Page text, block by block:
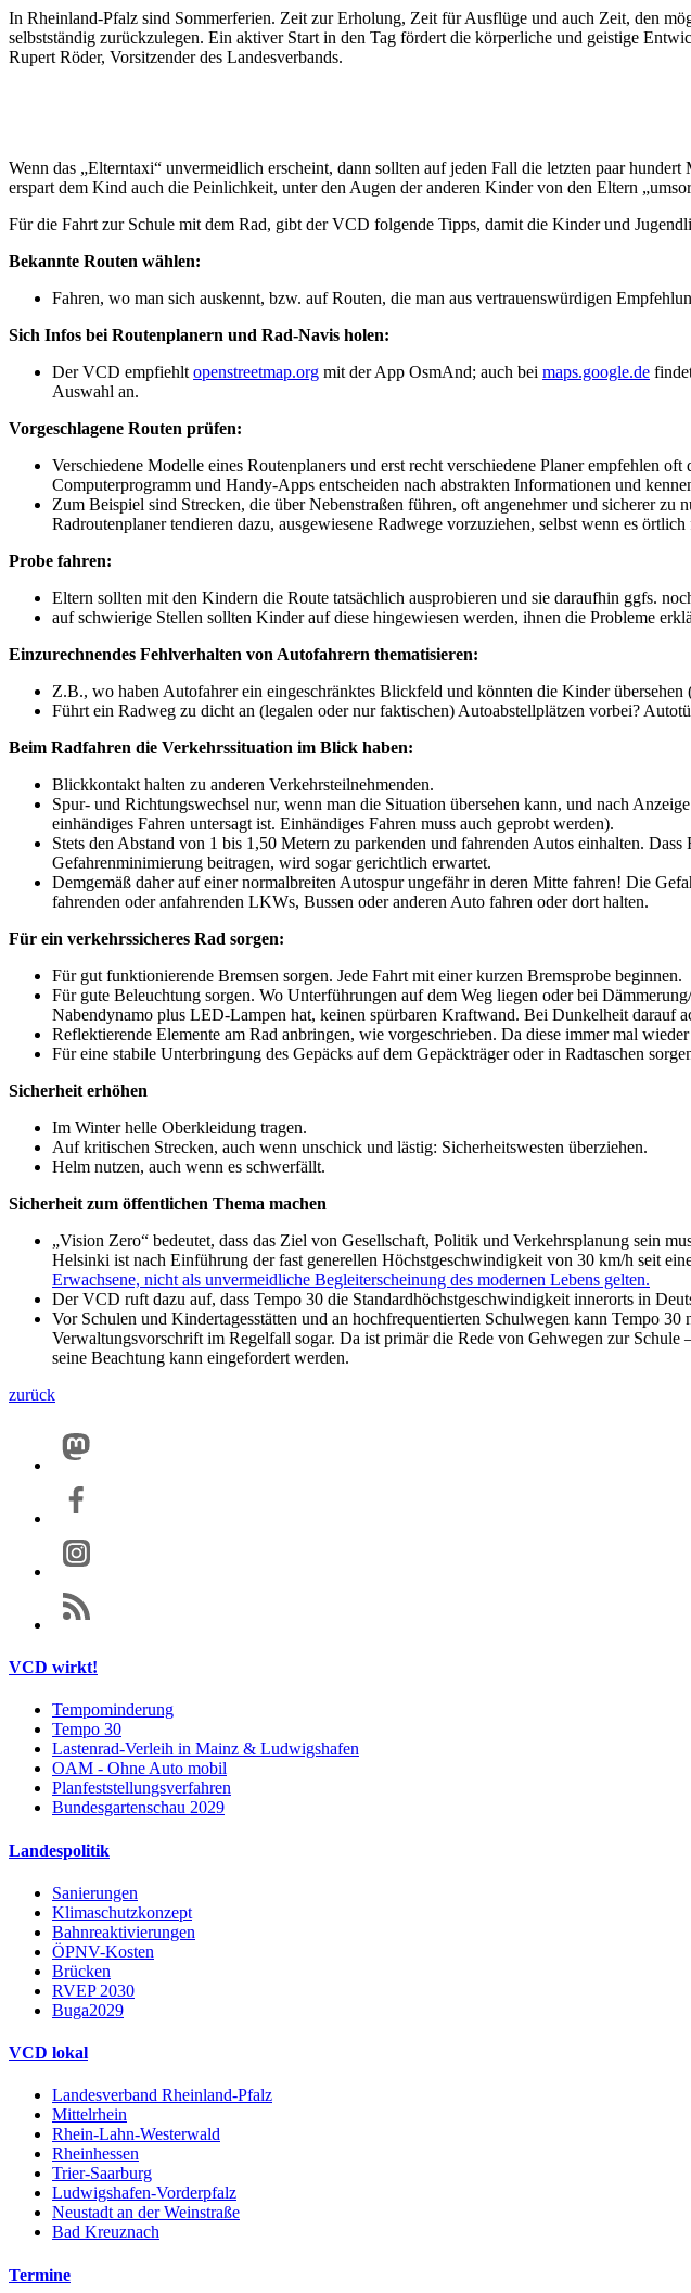
In Rheinland-Pfalz sind Sommerferien. Zeit zur Erholung, Zeit für Ausflüge und auch Zeit, den
selbstständig zurückzulegen. Ein aktiver Start in den Tag fördert die körperliche und geistige
Rupert Röder, Vorsitzender des Landesverbands.
Wenn das „Elterntaxi“ unvermeidlich erscheint, dann sollten auf jeden Fall die letzten paar
erspart dem Kind auch die Peinlichkeit, unter den Augen der anderen Kinder von den Eltern
Für die Fahrt zur Schule mit dem Rad, gibt der VCD folgende Tipps, damit die Kinder und
Bekannte Routen wählen:
Fahren, wo man sich auskennt, bzw. auf Routen, die man aus vertrauenswürdigen
Sich Infos bei Routenplanern und Rad-Navis holen:
Der VCD empfiehlt openstreetmap.org mit der App OsmAnd; auch bei maps.google.de
Auswahl an.
Vorgeschlagene Routen prüfen:
Verschiedene Modelle eines Routenplaners und erst recht verschiedene Planer empfehlen
Computerprogramm und Handy-Apps entscheiden nach abstrakten Informationen und
Zum Beispiel sind Strecken, die über Nebenstraßen führen, oft angenehmer und sicherer
Radroutenplaner tendieren dazu, ausgewiesene Radwege vorzuziehen, selbst wenn es
Probe fahren:
Eltern sollten mit den Kindern die Route tatsächlich ausprobieren und sie daraufhin ggfs.
auf schwierige Stellen sollten Kinder auf diese hingewiesen werden, ihnen die Probleme
Einzurechnendes Fehlverhalten von Autofahrern thematisieren:
Z.B., wo haben Autofahrer ein eingeschränktes Blickfeld und könnten die Kinder
Führt ein Radweg zu dicht an (legalen oder nur faktischen) Autoabstellplätzen vorbei?
Beim Radfahren die Verkehrssituation im Blick haben:
Blickkontakt halten zu anderen Verkehrsteilnehmenden.
Spur- und Richtungswechsel nur, wenn man die Situation übersehen kann, und nach
einhändiges Fahren untersagt ist. Einhändiges Fahren muss auch geprobt werden).
Stets den Abstand von 1 bis 1,50 Metern zu parkenden und fahrenden Autos einhalten.
Gefahrenminimierung beitragen, wird sogar gerichtlich erwartet.
Demgemäß daher auf einer normalbreiten Autospur ungefähr in deren Mitte fahren! Die
fahrenden oder anfahrenden LKWs, Bussen oder anderen Auto fahren oder dort halten.
Für ein verkehrssicheres Rad sorgen:
Für gut funktionierende Bremsen sorgen. Jede Fahrt mit einer kurzen Bremsprobe beginnen.
Für gute Beleuchtung sorgen. Wo Unterführungen auf dem Weg liegen oder bei
Nabendynamo plus LED-Lampen hat, keinen spürbaren Kraftwand. Bei Dunkelheit darauf
Reflektierende Elemente am Rad anbringen, wie vorgeschrieben. Da diese immer mal
Für eine stabile Unterbringung des Gepäcks auf dem Gepäckträger oder in Radtaschen
Sicherheit erhöhen
Im Winter helle Oberkleidung tragen.
Auf kritischen Strecken, auch wenn unschick und lästig: Sicherheitswesten überziehen.
Helm nutzen, auch wenn es schwerfällt.
Sicherheit zum öffentlichen Thema machen
„Vision Zero“ bedeutet, dass das Ziel von Gesellschaft, Politik und Verkehrsplanung sein
Helsinki ist nach Einführung der fast generellen Höchstgeschwindigkeit von 30 km/h seit
Erwachsene, nicht als unvermeidliche Begleiterscheinung des modernen Lebens gelten.
Der VCD ruft dazu auf, dass Tempo 30 die Standardhöchstgeschwindigkeit innerorts in
Vor Schulen und Kindertagesstätten und an hochfrequentierten Schulwegen kann Tempo
Verwaltungsvorschrift im Regelfall sogar. Da ist primär die Rede von Gehwegen zur
seine Beachtung kann eingefordert werden.
zurück
VCD wirkt!
Tempominderung
Tempo 30
Lastenrad-Verleih in Mainz & Ludwigshafen
OAM - Ohne Auto mobil
Planfeststellungsverfahren
Bundesgartenschau 2029
Landespolitik
Sanierungen
Klimaschutzkonzept
Bahnreaktivierungen
ÖPNV-Kosten
Brücken
RVEP 2030
Buga2029
VCD lokal
Landesverband Rheinland-Pfalz
Mittelrhein
Rhein-Lahn-Westerwald
Rheinhessen
Trier-Saarburg
Ludwigshafen-Vorderpfalz
Neustadt an der Weinstraße
Bad Kreuznach
Termine